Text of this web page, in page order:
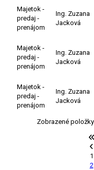
Zobrazené položky
1
2
Majetok -
predaj -
prenájom
Ing. Zuzana
Jacková
Majetok -
predaj -
prenájom
Ing. Zuzana
Jacková
Majetok -
predaj -
prenájom
Ing. Zuzana
Jacková